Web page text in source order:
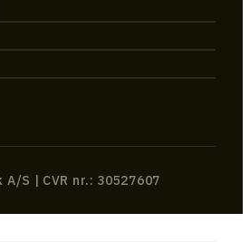
S | CVR nr.: 30527607